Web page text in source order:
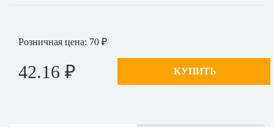
Розничная цена: 70 ₽
42.16 ₽ КУПИТЬ